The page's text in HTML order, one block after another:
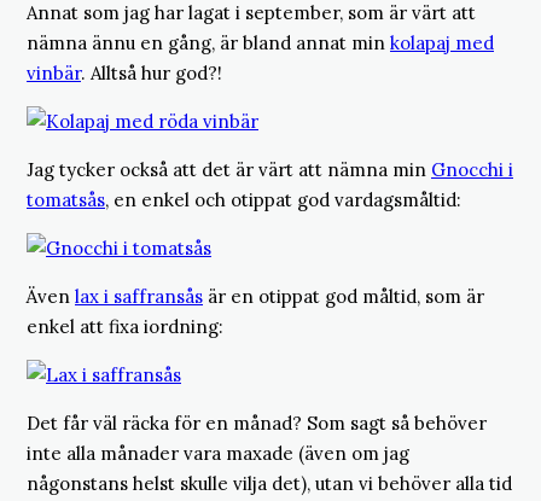
Annat som jag har lagat i september, som är värt att
nämna ännu en gång, är bland annat min kolapaj med
vinbär. Alltså hur god?!
Jag tycker också att det är värt att nämna min Gnocchi i
tomatsås, en enkel och otippat god vardagsmåltid:
Även lax i saffransås är en otippat god måltid, som är
enkel att fixa iordning:
Det får väl räcka för en månad? Som sagt så behöver
inte alla månader vara maxade (även om jag
någonstans helst skulle vilja det), utan vi behöver alla tid